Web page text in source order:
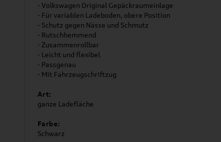
- Volkswagen Original Gepäckraumeinlage
- Für variablen Ladeboden, obere Position
- Schutz gegen Nässe und Schmutz
- Rutschhemmend
- Zusammenrollbar
- Leicht und flexibel
- Passgenau
- Mit Fahrzeugschriftzug
Art:
ganze Ladefläche
Farbe:
Schwarz